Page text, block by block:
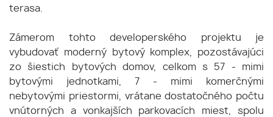
terasa.
Zámerom tohto developerského projektu je
vybudovať moderný bytový komplex, pozostávajúci
zo šiestich bytových domov, celkom s 57 - mimi
bytovými jednotkami, 7 - mimi komerčnými
nebytovými priestormi, vrátane dostatočného počtu
vnútorných a vonkajších parkovacích miest, spolu